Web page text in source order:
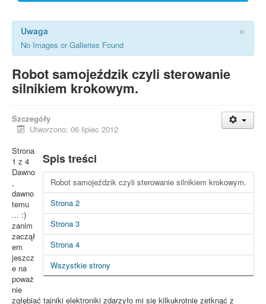
×
Uwaga
No Images or Galleries Found
Robot samojeździk czyli sterowanie
silnikiem krokowym.
Szczegóły
Utworzono: 06 lipiec 2012
Spis treści
Robot samojeździk czyli sterowanie silnikiem krokowym.
Strona 2
Strona 3
Strona 4
Wszystkie strony
Strona
1 z 4
Dawno
,
dawno
temu
... :)
zanim
zaczął
em
jeszcz
e na
poważ
nie
zgłębiać tajniki elektroniki zdarzyło mi się kilkukrotnie zetknąć z